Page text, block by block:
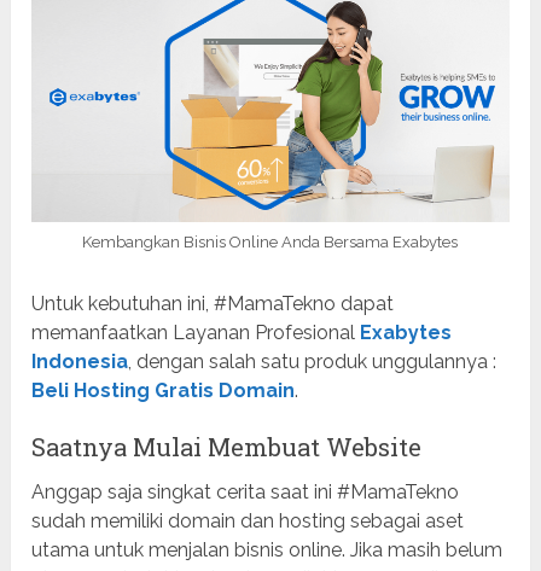
Kembangkan Bisnis Online Anda Bersama Exabytes
Untuk kebutuhan ini, #MamaTekno dapat
memanfaatkan Layanan Profesional Exabytes
Indonesia , dengan salah satu produk unggulannya :
Beli Hosting Gratis Domain.
Saatnya Mulai Membuat Website
Anggap saja singkat cerita saat ini #MamaTekno
sudah memiliki domain dan hosting sebagai aset
utama untuk menjalan bisnis online. Jika masih belum